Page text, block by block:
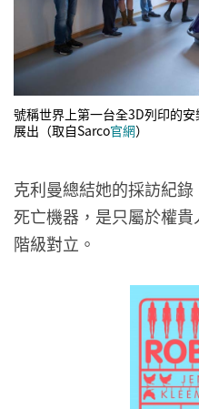
號稱世界上第一台全3D列印的
展出（取自Sarco官網）
克利曼總結她的採訪紀
死亡機器，是只屬於權
階級對立。